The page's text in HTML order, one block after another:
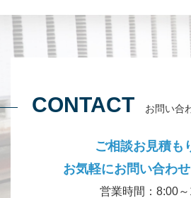
CONTACT お問い合
ご相談お見積も
お気軽にお問い合わせ
営業時間：8:00